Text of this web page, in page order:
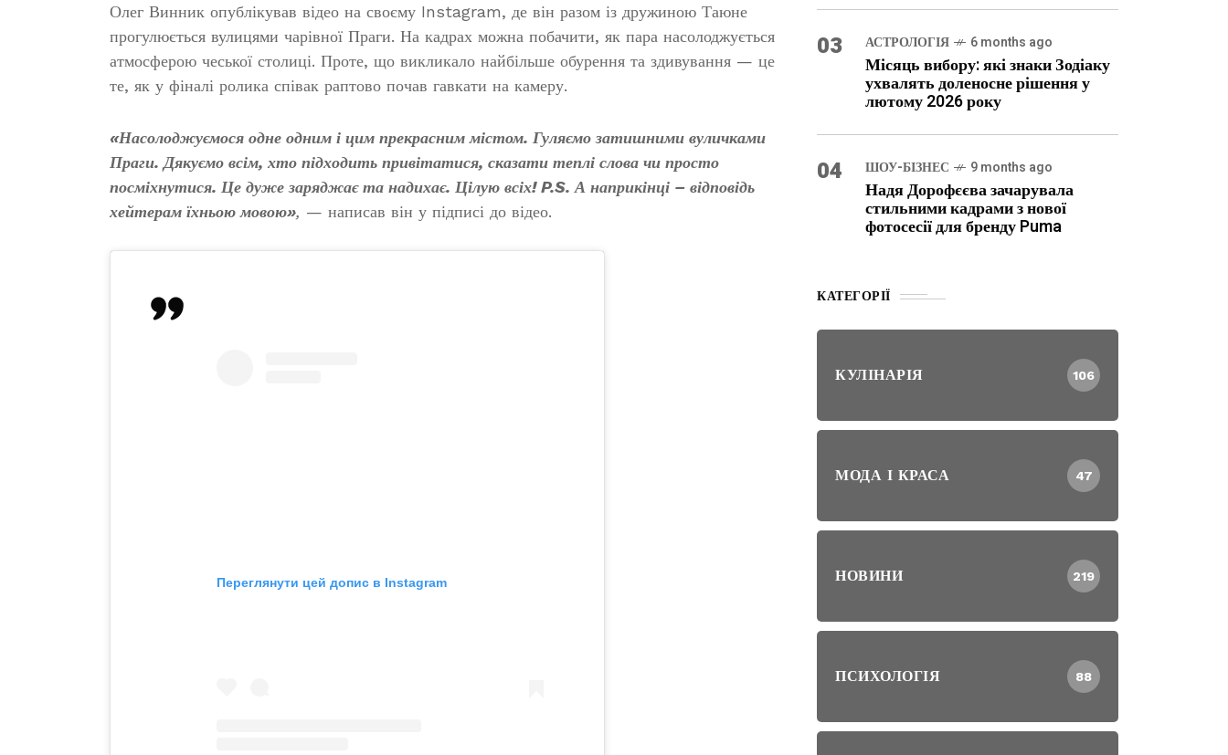
Олег Винник опублікував відео на своєму Instagram, де він разом із дружиною Таюне
прогулюється вулицями чарівної Праги. На кадрах можна побачити, як пара насолоджується
атмосферою чеської столиці. Проте, що викликало найбільше обурення та здивування — це
те, як у фіналі ролика співак раптово почав гавкати на камеру.
«Насолоджуємося одне одним і цим прекрасним містом. Гуляємо затишними вуличками
Праги. Дякуємо всім, хто підходить привітатися, сказати теплі слова чи просто
посміхнутися. Це дуже заряджає та надихає. Цілую всіх! P.S. А наприкінці – відповідь
хейтерам їхньою мовою», — написав він у підписі до відео.
Переглянути цей допис в Instagram
03 АСТРОЛОГІЯ 6 months ago
Місяць вибору: які знаки Зодіаку
ухвалять доленосне рішення у
лютому 2026 року
04 ШОУ-БІЗНЕС 9 months ago
Надя Дорофєєва зачарувала
стильними кадрами з нової
фотосесії для бренду Puma
КАТЕГОРІЇ
КУЛІНАРІЯ 106
МОДА І КРАСА 47
НОВИНИ 219
ПСИХОЛОГІЯ 88